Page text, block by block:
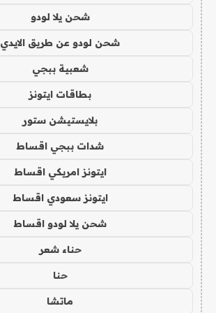
شحن يلا لودو
شحن لودو عن طريق الايدي
شعبية ببجي
بطاقات ايتونز
بلايستيشن ستور
شدات ببجي اقساط
ايتونز امريكي اقساط
ايتونز سعودي اقساط
شحن يلا لودو اقساط
حناء شعر
حنا
ماتشا